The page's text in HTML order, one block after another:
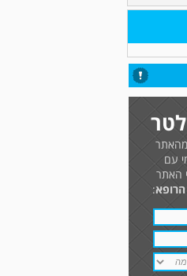
מהאתר
עם
האתר
: